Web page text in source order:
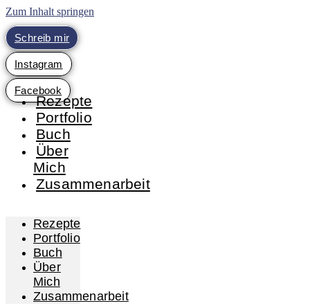
Zum Inhalt springen
Schreib mir
Instagram
Facebook
Rezepte
Portfolio
Buch
Über
Mich
Zusammenarbeit
Rezepte
Portfolio
Buch
Über
Mich
Zusammenarbeit